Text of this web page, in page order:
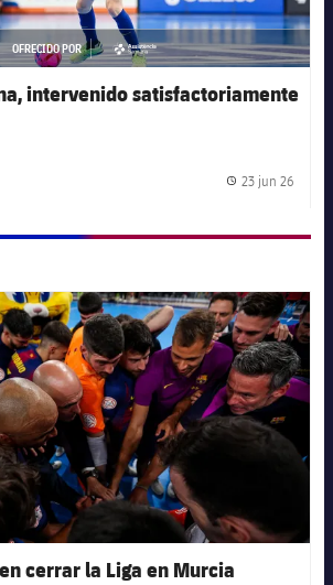
OFRECIDO POR
asistencia--white
intervenido satisfactoriamente
Fecha
23 jun 26
FC Barcelona club badge
cerrar la Liga en Murcia